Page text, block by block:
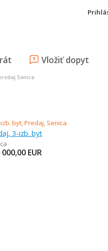
Vložiť dopyt
Senica
3-izb. byt
000,00 EUR